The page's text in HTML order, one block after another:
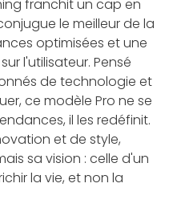
franchit un cap en
le meilleur de la
optimisées et une
l'utilisateur. Pensé
de technologie et
ce modèle Pro ne se
il les redéfinit.
et de style,
sa vision : celle d'un
la vie, et non la